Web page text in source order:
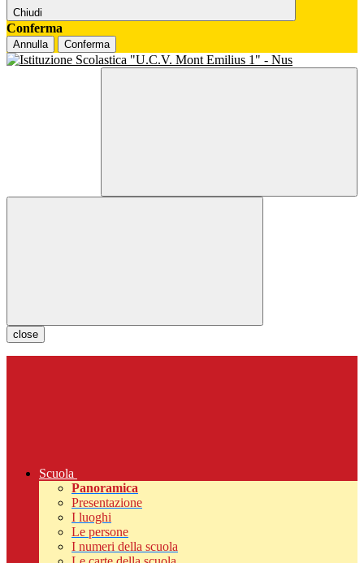
Chiudi
Conferma
Annulla Conferma
close
Scuola
Panoramica
Presentazione
I luoghi
Le persone
I numeri della scuola